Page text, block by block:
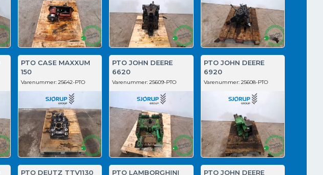
PTO CASE MAXXUM
150
Varenummer: 25642-PTO
PTO JOHN DEERE
6620
Varenummer: 25609-PTO
PTO JOHN DEERE
6920
Varenummer: 25608-PTO
PTO DEUTZ TTV1130
PTO LAMBORGHINI
PTO JOHN DEERE